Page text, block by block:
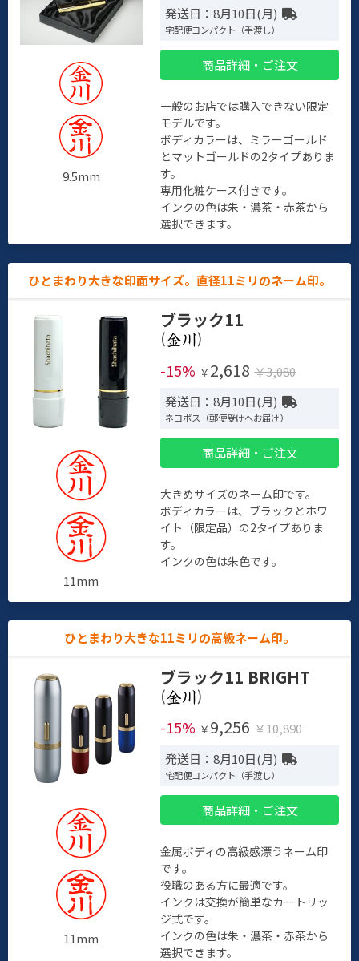
9.5mm
発送日：8月10日(月)
宅配便コンパクト（手渡し）
商品詳細・ご注文
一般のお店では購入できない限定
モデルです。
ボディカラーは、ミラーゴールド
とマットゴールドの2タイプありま
す。
専用化粧ケース付きです。
インクの色は朱・濃茶・赤茶から
選択できます。
ひとまわり大きな印面サイズ。直径11ミリのネーム印。
11mm
ブラック11
(
)
-15% ￥ 2,618 ￥3,080
発送日：8月10日(月)
ネコポス（郵便受けへお届け）
商品詳細・ご注文
大きめサイズのネーム印です。
ボディカラーは、ブラックとホワ
イト（限定品）の2タイプありま
す。
インクの色は朱色です。
ひとまわり大きな11ミリの高級ネーム印。
11mm
ブラック11 BRIGHT
(
)
-15% ￥ 9,256 ￥10,890
発送日：8月10日(月)
宅配便コンパクト（手渡し）
商品詳細・ご注文
金属ボディの高級感漂うネーム印
です。
役職のある方に最適です。
インクは交換が簡単なカートリッ
ジ式です。
インクの色は朱・濃茶・赤茶から
選択できます。